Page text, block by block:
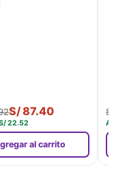
S/87.40
22.52
al carrito
S/